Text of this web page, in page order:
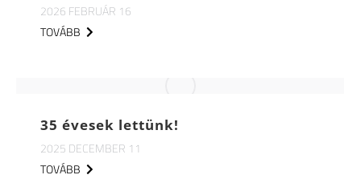
2026 FEBRUÁR 16
TOVÁBB
35 évesek lettünk!
2025 DECEMBER 11
TOVÁBB